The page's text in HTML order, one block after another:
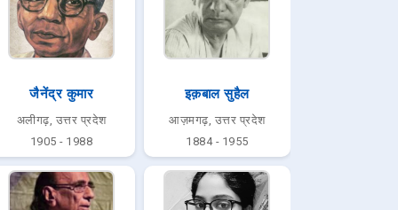
जैनेंद्र कुमार
अलीगढ़, उत्तर प्रदेश
1905 - 1988
इक़बाल सुहैल
आज़मगढ़, उत्तर प्रदेश
1884 - 1955